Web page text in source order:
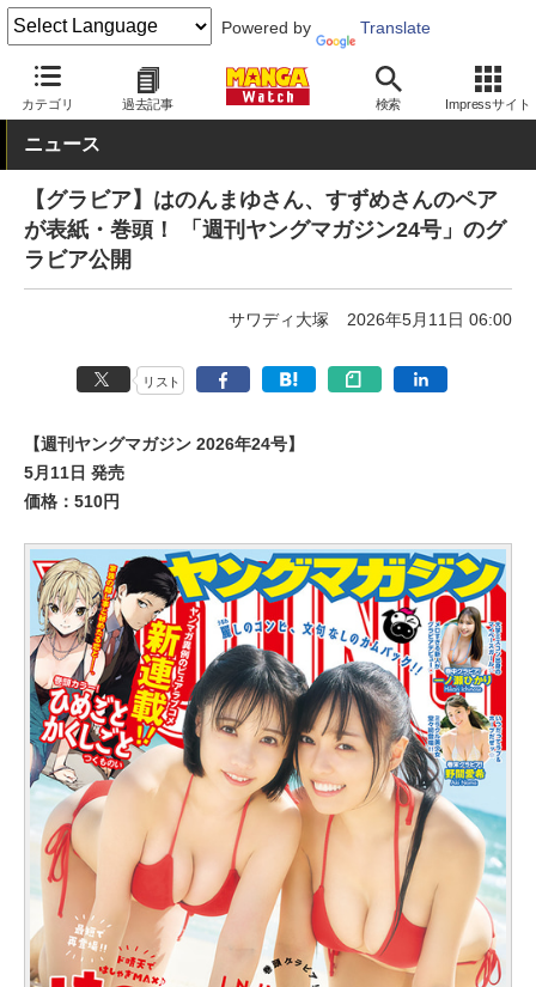
Powered by Translate
カテゴリ 過去記事 検索 Impressサイト
MANGA Watch 雑誌 週刊ヤングマガジン
ニュース
【グラビア】はのんまゆさん、すずめさんのペア
が表紙・巻頭！ 「週刊ヤングマガジン24号」のグ
ラビア公開
サワディ大塚 2026年5月11日 06:00
リスト
【週刊ヤングマガジン 2026年24号】
5月11日 発売
価格：510円